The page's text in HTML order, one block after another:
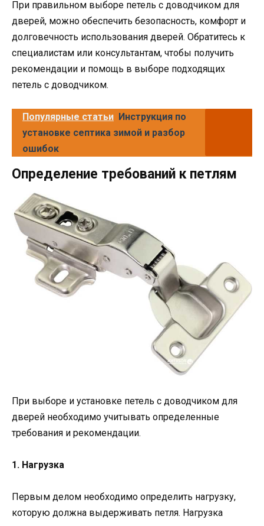
При правильном выборе петель с доводчиком для
дверей, можно обеспечить безопасность, комфорт и
долговечность использования дверей. Обратитесь к
специалистам или консультантам, чтобы получить
рекомендации и помощь в выборе подходящих
петель с доводчиком.
Популярные статьи Инструкция по
установке септика зимой и разбор
ошибок
Определение требований к петлям
При выборе и установке петель с доводчиком для
дверей необходимо учитывать определенные
требования и рекомендации.
1. Нагрузка
Первым делом необходимо определить нагрузку,
которую должна выдерживать петля. Нагрузка